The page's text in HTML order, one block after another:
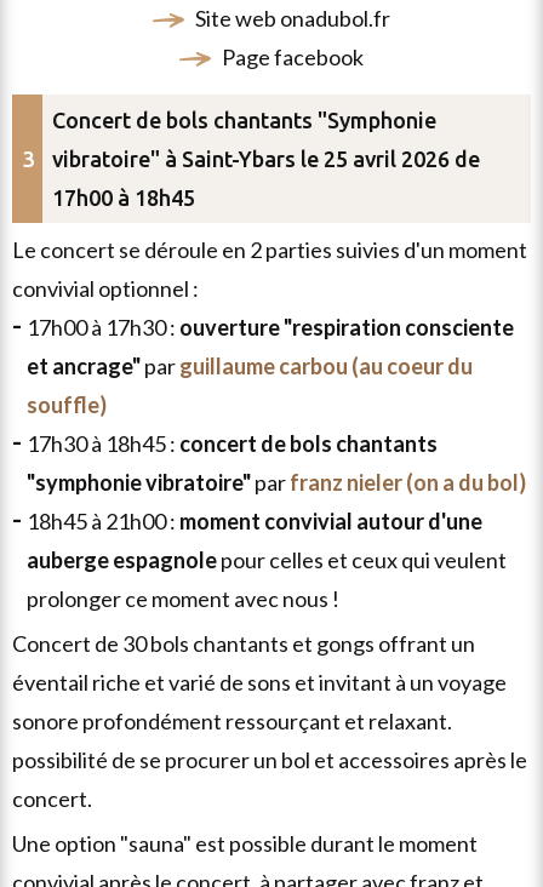
site web onadubol.fr
pagefacebook
Concert de bols chantants "Symphonie
vibratoire" à Saint-Ybars le 25 avril 2026 de
17h00 à 18h45
le concert se déroule en 2 parties suivies d'un moment
convivial optionnel :
17h00 à 17h30 : ouverture "respiration consciente
et ancrage"parguillaume carbou (au coeur du
souffle)
17h30 à 18h45 : concert de bols chantants
"symphonie vibratoire"parfranz nieler (on a du bol)
18h45 à 21h00 : moment convivial autour d'une
auberge espagnolepour celles et ceux qui veulent
prolonger ce moment avec nous !
concert de 30 bols chantants et gongs offrant un
éventail riche et varié de sons et invitant à un voyage
sonore profondément ressourçant et relaxant.
possibilité de se procurer un bol et accessoires après le
concert.
une option "sauna" est possible durant le moment
un
email